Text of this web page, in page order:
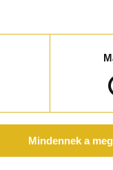
Mindennek a